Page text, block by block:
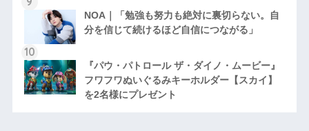
NOA｜「勉強も努力も絶対に裏切らない。自
分を信じて続けるほど自信につながる」
『パウ・パトロール ザ・ダイノ・ムービー』
フワフワぬいぐるみキーホルダー【スカイ】
を2名様にプレゼント